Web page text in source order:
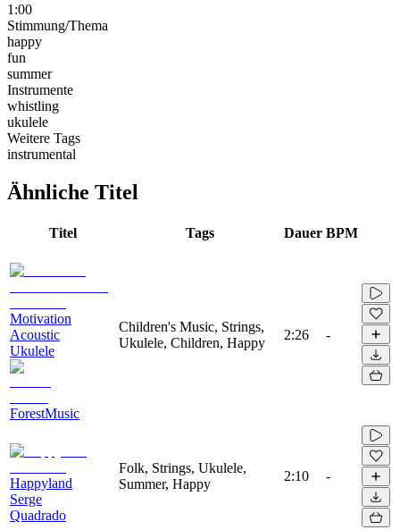
1:00
Stimmung/Thema
happy
fun
summer
Instrumente
whistling
ukulele
Weitere Tags
instrumental
Ähnliche Titel
Titel Tags Dauer BPM
Motivation
Acoustic
Ukulele
ForestMusic
Children's Music, Strings,
Ukulele, Children, Happy
2:26 -
Happyland
Serge
Quadrado
Folk, Strings, Ukulele,
Summer, Happy
2:10 -